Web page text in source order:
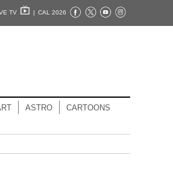
TV | CAL 2026
ASTRO CARTOONS